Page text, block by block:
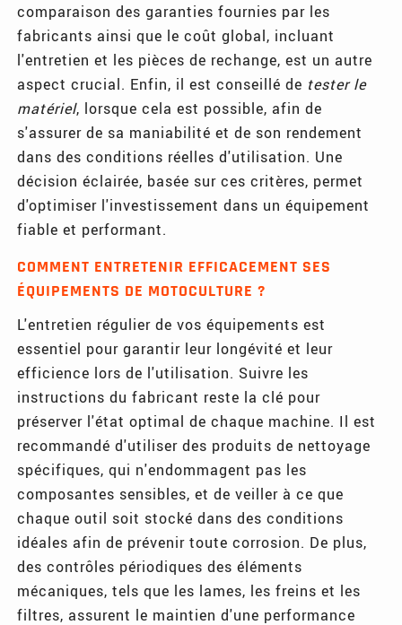
comparaison des garanties fournies par les
fabricants ainsi que le coût global, incluant
l'entretien et les pièces de rechange, est un autre
aspect crucial. Enfin, il est conseillé de tester le
matériel, lorsque cela est possible, afin de
s'assurer de sa maniabilité et de son rendement
dans des conditions réelles d'utilisation. Une
décision éclairée, basée sur ces critères, permet
d'optimiser l'investissement dans un équipement
fiable et performant.
COMMENT ENTRETENIR EFFICACEMENT SES
ÉQUIPEMENTS DE MOTOCULTURE ?
L'entretien régulier de vos équipements est
essentiel pour garantir leur longévité et leur
efficience lors de l'utilisation. Suivre les
instructions du fabricant reste la clé pour
préserver l'état optimal de chaque machine. Il est
recommandé d'utiliser des produits de nettoyage
spécifiques, qui n'endommagent pas les
composantes sensibles, et de veiller à ce que
chaque outil soit stocké dans des conditions
idéales afin de prévenir toute corrosion. De plus,
des contrôles périodiques des éléments
mécaniques, tels que les lames, les freins et les
filtres, assurent le maintien d'une performance